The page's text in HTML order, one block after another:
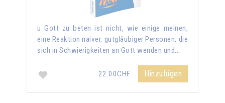
u Gott zu beten ist nicht, wie einige meinen,
eine Reaktion naiver, gutgläubiger Personen, die
sich in Schwierigkeiten an Gott wenden und...
22.00CHF Hinzufügen